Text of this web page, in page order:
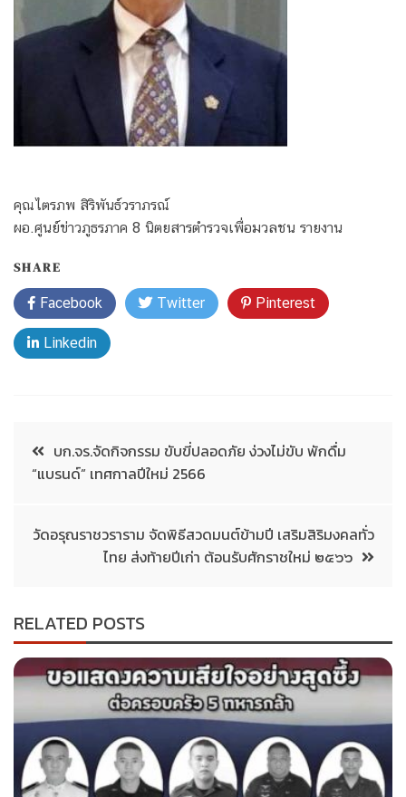
คุณไตรภพ สิริพันธ์วราภรณ์
ผอ.ศูนย์ข่าวภูธรภาค 8 นิตยสารตำรวจเพื่อมวลชน รายงาน
SHARE
Facebook Twitter Pinterest
Linkedin
บก.จร.จัดกิจกรรม ขับขี่ปลอดภัย ง่วงไม่ขับ พักดื่ม
“แบรนด์” เทศกาลปีใหม่ 2566
วัดอรุณราชวราราม จัดพิธีสวดมนต์ข้ามปี เสริมสิริมงคลทั่ว
ไทย ส่งท้ายปีเก่า ต้อนรับศักราชใหม่ ๒๕๖๖
RELATED POSTS